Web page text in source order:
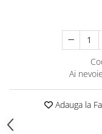
Ai
Adauga la